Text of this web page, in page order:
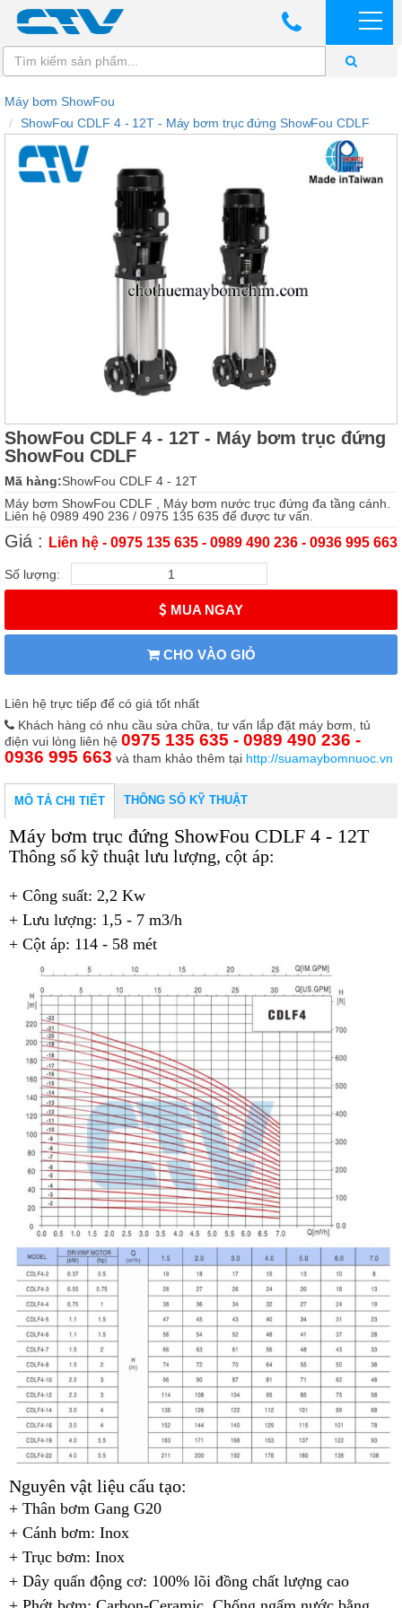
Máy bơm ShowFou
ShowFou CDLF 4 - 12T - Máy bơm trục đứng ShowFou CDLF
ShowFou CDLF 4 - 12T - Máy bơm trục đứng
ShowFou CDLF
Mã hàng:ShowFou CDLF 4 - 12T
Máy bơm ShowFou CDLF , Máy bơm nước trục đứng đa tầng cánh.
Liên hệ 0989 490 236 / 0975 135 635 để được tư vấn.
Giá : Liên hệ - 0975 135 635 - 0989 490 236 - 0936 995 663
Số lượng:
MUA NGAY
CHO VÀO GIỎ
Liên hệ trực tiếp để có giá tốt nhất
Khách hàng có nhu cầu sửa chữa, tư vấn lắp đặt máy bơm, tủ
điện vui lòng liên hệ 0975 135 635 - 0989 490 236 -
0936 995 663 và tham khảo thêm tại http://suamaybomnuoc.vn
MÔ TẢ CHI TIẾT THÔNG SỐ KỸ THUẬT
Máy bơm trục đứng ShowFou CDLF 4 - 12T
Thông số kỹ thuật lưu lượng, cột áp:
+ Công suất: 2,2 Kw
+ Lưu lượng: 1,5 - 7 m3/h
+ Cột áp: 114 - 58 mét
Nguyên vật liệu cấu tạo:
+ Thân bơm Gang G20
+ Cánh bơm: Inox
+ Trục bơm: Inox
+ Dây quấn động cơ: 100% lõi đồng chất lượng cao